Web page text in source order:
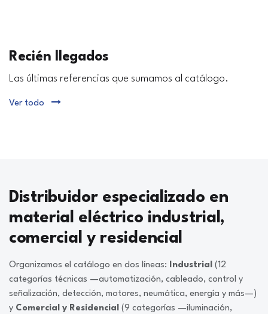
Recién llegados
Las últimas referencias que sumamos al catálogo.
Ver todo
Distribuidor especializado en
material eléctrico industrial,
comercial y residencial
Organizamos el catálogo en dos líneas: Industrial (12
categorías técnicas —automatización, cableado, control y
señalización, detección, motores, neumática, energía y más—)
y Comercial y Residencial (9 categorías —iluminación,